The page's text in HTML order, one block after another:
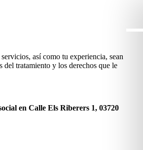
así como tu experiencia, sean
del tratamiento y los derechos que le
en Calle Els Riberers 1, 03720